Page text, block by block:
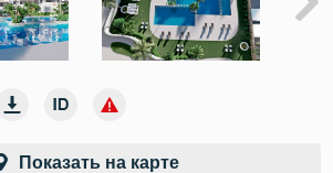
Показать на карте